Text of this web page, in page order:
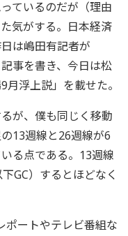
ているのだが（理由
気がする。日本経済
は嶋田有記者が
事を書き、今日は松
浮上説」を載せた。
が、僕も同じく移動
13週線と26週線が6
る点である。13週線
GC）するとほどなく
ポートやテレビ番組な